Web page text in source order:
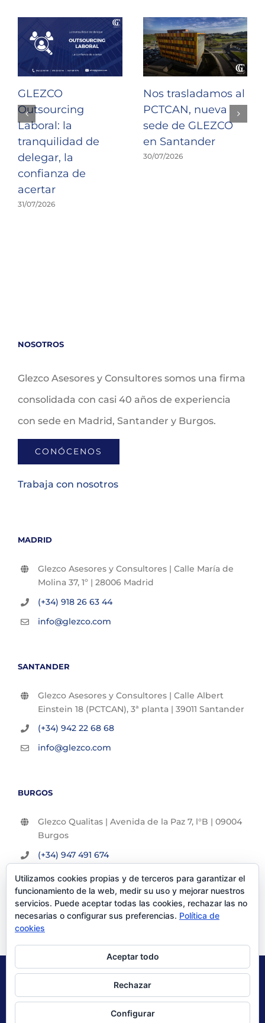
GLEZCO
Outsourcing
Laboral: la
tranquilidad de
delegar, la
confianza de
acertar
31/07/2026
Nos trasladamos al
PCTCAN, nueva
sede de GLEZCO
en Santander
30/07/2026
NOSOTROS
Glezco Asesores y Consultores somos una firma
consolidada con casi 40 años de experiencia
con sede en Madrid, Santander y Burgos.
CONÓCENOS
Trabaja con nosotros
MADRID
Glezco Asesores y Consultores | Calle María de
Molina 37, 1º | 28006 Madrid
(+34) 918 26 63 44
info@glezco.com
SANTANDER
Glezco Asesores y Consultores | Calle Albert
Einstein 18 (PCTCAN), 3ª planta | 39011 Santander
(+34) 942 22 68 68
info@glezco.com
BURGOS
Glezco Qualitas | Avenida de la Paz 7, l°B | 09004
Burgos
(+34) 947 491 674
info@glezco.com
© Glezco Asesores y Consultores 2019 | Todos los derechos
Politica de Privacidad
X LinkedInYouTube
Utilizamos cookies propias y de terceros para garantizar el
funcionamiento de la web, medir su uso y mejorar nuestros
servicios. Puede aceptar todas las cookies, rechazar las no
necesarias o configurar sus preferencias. Política de
cookies
Aceptar todo
Rechazar
Configurar